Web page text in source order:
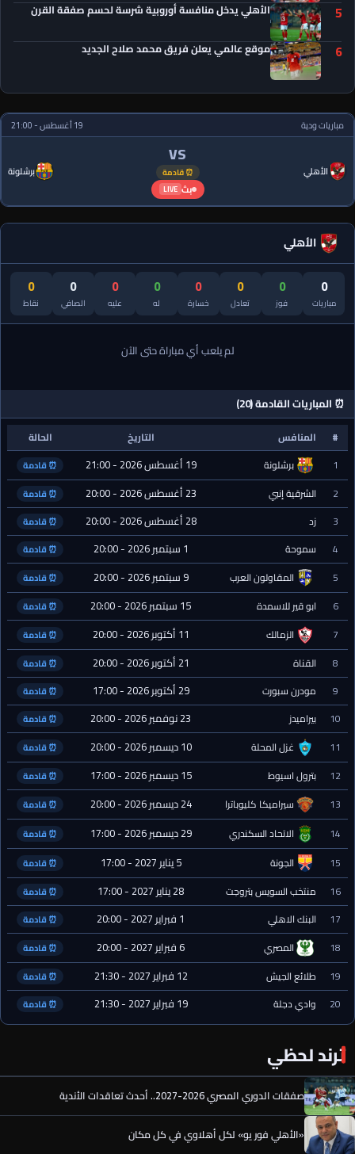
5 الأهلي يدخل منافسة أوروبية شرسة لحسم صفقة القرن
6 موقع عالمي يعلن فريق محمد صلاح الجديد
مباريات ودية 19 أغسطس - 21:00
الأهلي
VS
⏰ قادمة
بث LIVE
برشلونة
الأهلي
0
مباريات
0
فوز
0
تعادل
0
خسارة
0
له
0
عليه
0
الصافي
0
نقاط
لم يلعب أي مباراة حتى الآن
⏰ المباريات القادمة (20)
# المنافس التاريخ
الحالة
1
برشلونة 19 أغسطس 2026 - 21:00 ⏰ قادمة
2 الشرقية إنبي 23 أغسطس 2026 - 20:00 ⏰ قادمة
3 زد 28 أغسطس 2026 - 20:00 ⏰ قادمة
4 سموحة 1 سبتمبر 2026 - 20:00 ⏰ قادمة
5 المقاولون العرب 9 سبتمبر 2026 - 20:00 ⏰ قادمة
6 ابو قير للاسمدة 15 سبتمبر 2026 - 20:00 ⏰ قادمة
7 الزمالك 11 أكتوبر 2026 - 20:00 ⏰ قادمة
8 القناة 21 أكتوبر 2026 - 20:00 ⏰ قادمة
9 مودرن سبورت 29 أكتوبر 2026 - 17:00 ⏰ قادمة
10 بيراميدز 23 نوفمبر 2026 - 20:00 ⏰ قادمة
11 غزل المحلة 10 ديسمبر 2026 - 20:00 ⏰ قادمة
12 بترول اسيوط 15 ديسمبر 2026 - 17:00 ⏰ قادمة
13 سيراميكا كليوباترا 24 ديسمبر 2026 - 20:00 ⏰ قادمة
14 الاتحاد السكندري 29 ديسمبر 2026 - 17:00 ⏰ قادمة
15 الجونة 5 يناير 2027 - 17:00 ⏰ قادمة
16 منتخب السويس بتروجت 28 يناير 2027 - 17:00 ⏰ قادمة
17 البنك الاهلي 1 فبراير 2027 - 20:00 ⏰ قادمة
18 المصري 6 فبراير 2027 - 20:00 ⏰ قادمة
19 طلائع الجيش 12 فبراير 2027 - 21:30 ⏰ قادمة
20 وادي دجلة 19 فبراير 2027 - 21:30 ⏰ قادمة
ترند لحظي
صفقات الدوري المصري 2026-2027.. أحدث تعاقدات الأندية
«الأهلي فور يو» لكل أهلاوي في كل مكان